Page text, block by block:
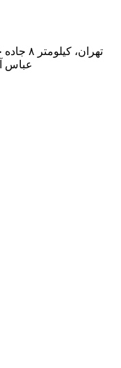
تهران،
عباس